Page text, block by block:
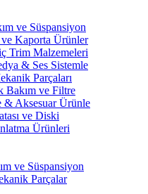
ve Süspansiyon
Kaporta Ürünler
Trim Malzemeleri
& Ses Sistemle
Parçaları
Bakım ve Filtre
Aksesuar Ürünle
ve Diski
Ürünleri
ve Süspansiyon
Parçalar